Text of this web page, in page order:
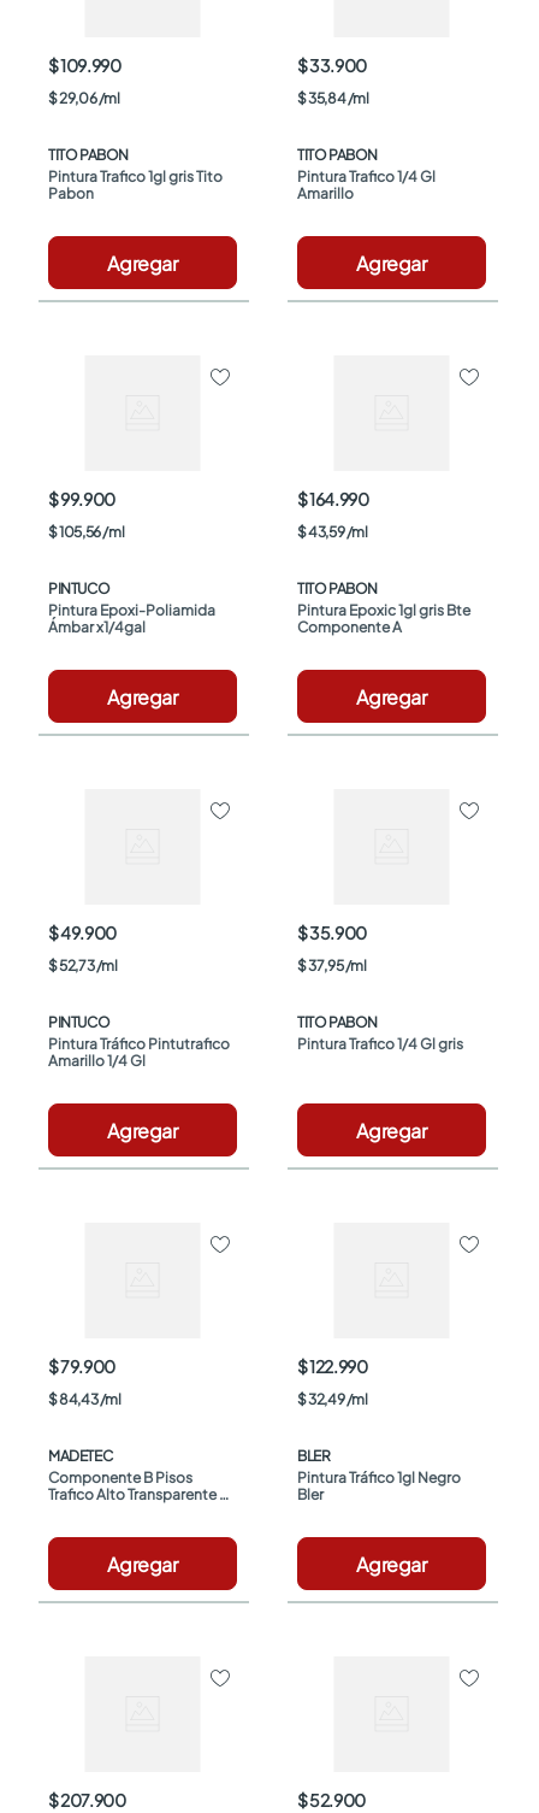
$ 109.990
$29,06/ml
TITO PABON
Pintura Trafico 1gl gris Tito
Pabon
Agregar
$ 33.900
$35,84/ml
TITO PABON
Pintura Trafico 1/4 Gl
Amarillo
Agregar
$ 99.900
$105,56/ml
PINTUCO
Pintura Epoxi-Poliamida
Ámbar x1/4gal
Agregar
$ 164.990
$43,59/ml
TITO PABON
Pintura Epoxic 1gl gris Bte
Componente A
Agregar
$ 49.900
$52,73/ml
PINTUCO
Pintura Tráfico Pintutrafico
Amarillo 1/4 Gl
Agregar
$ 35.900
$37,95/ml
TITO PABON
Pintura Trafico 1/4 Gl gris
Agregar
$ 79.900
$84,43/ml
MADETEC
Componente B Pisos
Trafico Alto Transparente
Agregar
$ 122.990
$32,49/ml
BLER
Pintura Tráfico 1gl Negro
Bler
Agregar
$ 207.900 $ 52.900